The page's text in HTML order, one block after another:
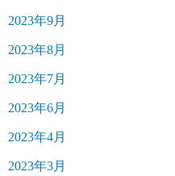
2023年9月
2023年8月
2023年7月
2023年6月
2023年4月
2023年3月